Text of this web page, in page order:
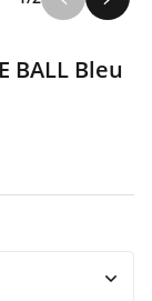
BALL Bleu